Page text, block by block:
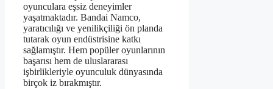
oyunculara eşsiz deneyimler
yaşatmaktadır. Bandai Namco,
yaratıcılığı ve yenilikçiliği ön planda
tutarak oyun endüstrisine katkı
sağlamıştır. Hem popüler oyunlarının
başarısı hem de uluslararası
işbirlikleriyle oyunculuk dünyasında
birçok iz bırakmıştır.